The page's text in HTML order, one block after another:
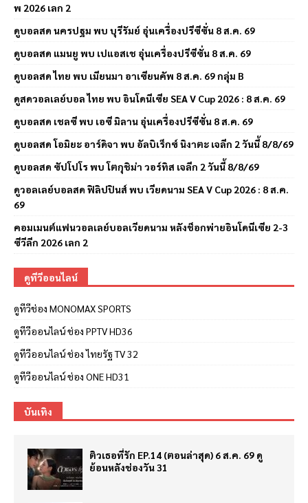
พ 2026 เลก 2
ดูบอลสด นครปฐม พบ บุรีรัมย์ อุ่นเครื่องปรีซีซั่น 8 ส.ค. 69
ดูบอลสด แมนยู พบ เปแอสเช อุ่นเครื่องปรีซีซั่น 8 ส.ค. 69
ดูบอลสด ไทย พบ เมียนมา อาเซียนคัพ 8 ส.ค. 69 กลุ่ม B
ดูสดวอลเลย์บอล ไทย พบ อินโดนีเซีย SEA V Cup 2026 : 8 ส.ค. 69
ดูบอลสด เชลซี พบ เอซี มิลาน อุ่นเครื่องปรีซีซั่น 8 ส.ค. 69
ดูบอลสด โอมิยะ อาร์ดิจา พบ อัลบิเร็กซ์ นิงาตะ เจลีก 2 วันนี้ 8/8/69
ดูบอลสด ซัปโปโร พบ โตกุชิม่า วอร์ทิส เจลีก 2 วันนี้ 8/8/69
ดูวอลเลย์บอลสด ฟิลิปปินส์ พบ เวียดนาม SEA V Cup 2026 : 8 ส.ค.
69
คอมเมนต์แฟนวอลเลย์บอลเวียดนาม หลังช็อกพ่ายอินโดนีเซีย 2-3
ซีวีลีก 2026 เลก 2
ดูทีวีออนไลน์
ดูทีวีช่อง MONOMAX SPORTS
ดูทีวีออนไลน์ ช่อง PPTV HD36
ดูทีวีออนไลน์ ช่อง ไทยรัฐ TV 32
ดูทีวีออนไลน์ ช่อง ONE HD31
บันเทิง
ติวเธอที่รัก EP.14 (ตอนล่าสุด) 6 ส.ค. 69 ดู
ย้อนหลังช่องวัน 31